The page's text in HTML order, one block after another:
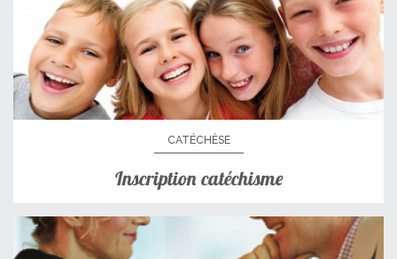
CATÉCHÈSE
Inscription catéchisme